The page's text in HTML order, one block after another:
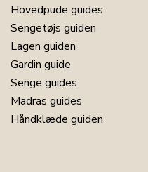
Hovedpude guides
Sengetøjs guiden
Lagen guiden
Gardin guide
Senge guides
Madras guides
Håndklæde guiden